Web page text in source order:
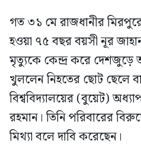
গত ৩১ মে রাজধানীর
হওয়া ৭৫ বছর বয়সী নূর
মৃত্যুকে কেন্দ্র করে
খুললেন নিহতের ছোট ছেলে
বিশ্ববিদ্যালয়ের (বুয়েট)
রহমান। তিনি পরিবারের
মিথ্যা বলে দাবি করেছেন।